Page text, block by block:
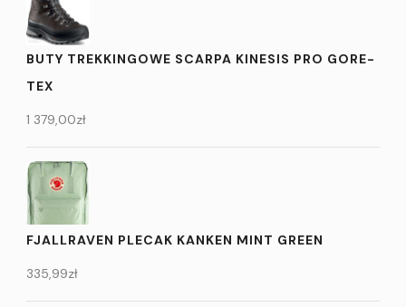
BUTY TREKKINGOWE SCARPA KINESIS PRO GORE-
TEX
1 379,00zł
FJALLRAVEN PLECAK KANKEN MINT GREEN
335,99zł